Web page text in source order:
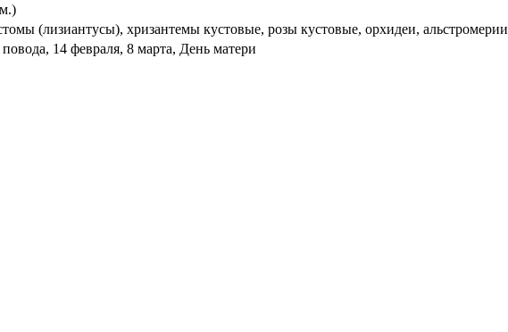
(лизиантусы), хризантемы кустовые, розы кустовые, орхидеи, альстромерии
14 февраля, 8 марта, День матери